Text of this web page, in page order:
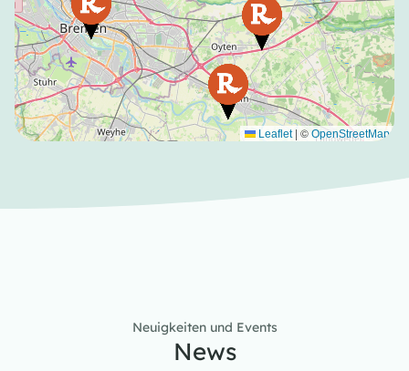
Leaflet | © OpenStreetMap
Neuigkeiten und Events
News